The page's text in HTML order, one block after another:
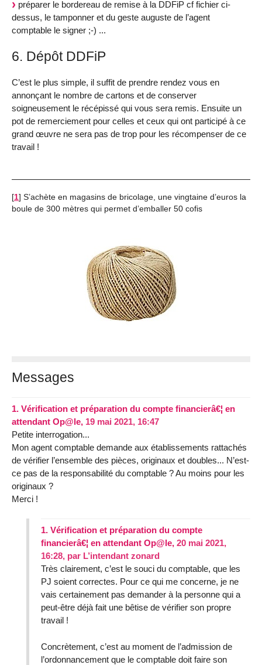
préparer le bordereau de remise à la DDFiP cf fichier ci-
dessus, le tamponner et du geste auguste de l’agent
comptable le signer ;-) ...
6. Dépôt DDFiP
C’est le plus simple, il suffit de prendre rendez vous en
annonçant le nombre de cartons et de conserver
soigneusement le récépissé qui vous sera remis. Ensuite un
pot de remerciement pour celles et ceux qui ont participé à ce
grand œuvre ne sera pas de trop pour les récompenser de ce
travail !
[1] S’achète en magasins de bricolage, une vingtaine d’euros la
boule de 300 mètres qui permet d’emballer 50 cofis
Messages
1. Vérification et préparation du compte financierâ€¦ en
attendant Op@le, 19 mai 2021, 16:47
Petite interrogation...
Mon agent comptable demande aux établissements rattachés
de vérifier l’ensemble des pièces, originaux et doubles... N’est-
ce pas de la responsabilité du comptable ? Au moins pour les
originaux ?
Merci !
1. Vérification et préparation du compte
financierâ€¦ en attendant Op@le, 20 mai 2021,
16:28, par L’intendant zonard
Très clairement, c’est le souci du comptable, que les
PJ soient correctes. Pour ce qui me concerne, je ne
vais certainement pas demander à la personne qui a
peut-être déjà fait une bêtise de vérifier son propre
travail !
Concrètement, c’est au moment de l’admission de
l’ordonnancement que le comptable doit faire son